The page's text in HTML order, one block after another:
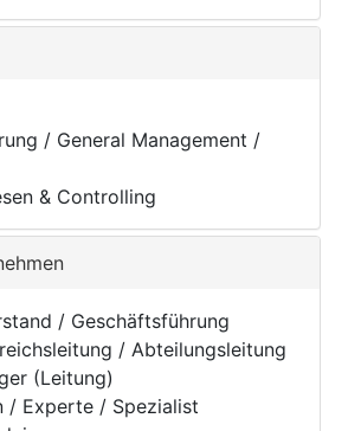
/ General Management /
& Controlling
/ Geschäftsführung
/ Abteilungsleitung
(Leitung)
/ Experte / Spezialist